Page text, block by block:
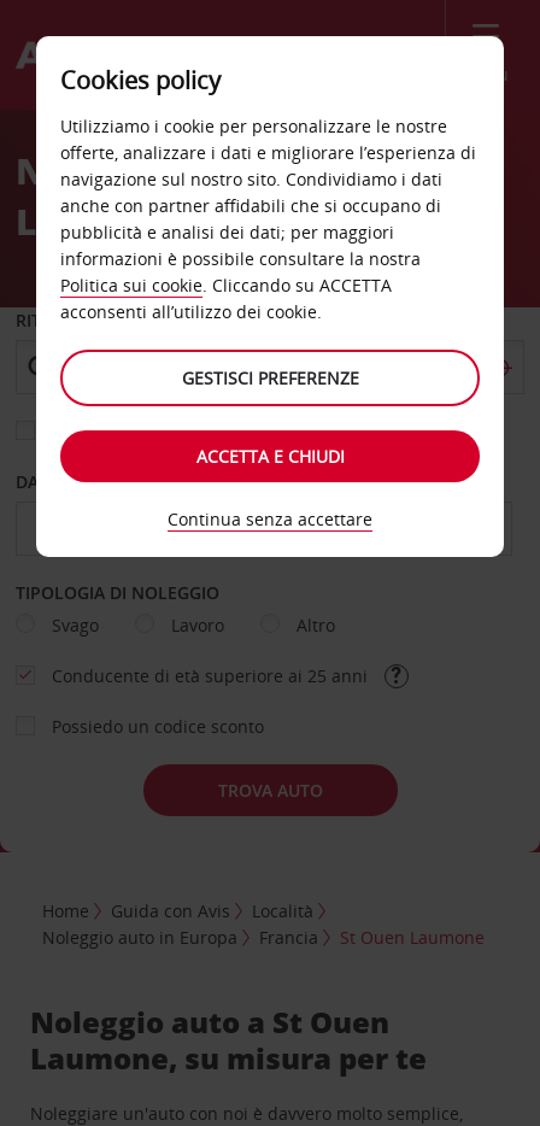
Menù
Welcome
AvisNoleggio auto St Ouen
Laumone
RITIRO DA
Scegli una località di riconsegna diversa
DAL GIORNO AL GIORNO
TIPOLOGIA DI NOLEGGIO
Svago
Lavoro Altro
Conducente di età superiore ai 25 anni
Possiedo un codice sconto
TROVA AUTO
Home Guida con Avis
Località
Noleggio auto in Europa
Francia St Ouen Laumone
Noleggio auto a St Ouen
Laumone, su misura per te
Noleggiare un'auto con noi è davvero molto semplice,
Cookies policy
Utilizziamo i cookie per personalizzare le nostre
offerte, analizzare i dati e migliorare l’esperienza di
navigazione sul nostro sito. Condividiamo i dati
anche con partner affidabili che si occupano di
pubblicità e analisi dei dati; per maggiori
informazioni è possibile consultare la nostra
Politica sui cookie. Cliccando su ACCETTA
acconsenti all’utilizzo dei cookie.
GESTISCI PREFERENZE
ACCETTA E CHIUDI
Continua senza accettare